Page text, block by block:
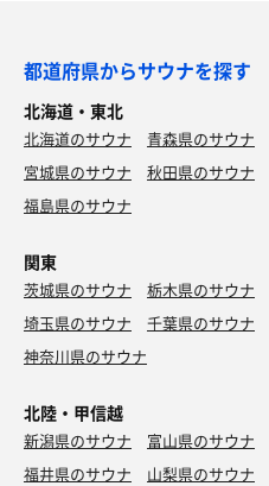
都道府県からサウナを探す
北海道・東北
北海道のサウナ 青森県のサウナ
宮城県のサウナ
秋田県のサウナ
福島県のサウナ
関東
茨城県のサウナ 栃木県のサウナ
埼玉県のサウナ
千葉県のサウナ
神奈川県のサウナ
北陸・甲信越
新潟県のサウナ 富山県のサウナ
福井県のサウナ
山梨県のサウナ